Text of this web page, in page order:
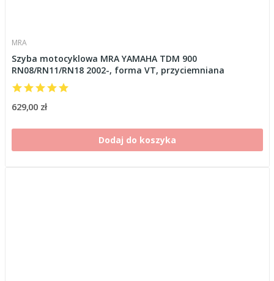
MRA
Szyba motocyklowa MRA YAMAHA TDM 900
RN08/RN11/RN18 2002-, forma VT, przyciemniana
629,00 zł
Dodaj do koszyka